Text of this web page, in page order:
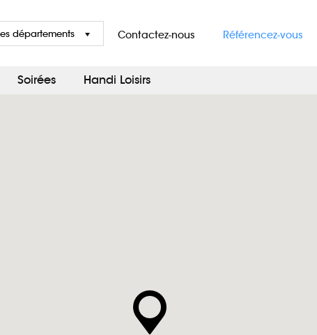
Contactez-nous Référencez-vous
départements
Soirées Handi Loisirs